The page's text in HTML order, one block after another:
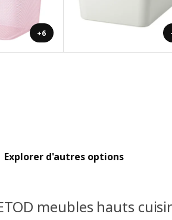
+6
Explorer d'autres options
meubles hauts